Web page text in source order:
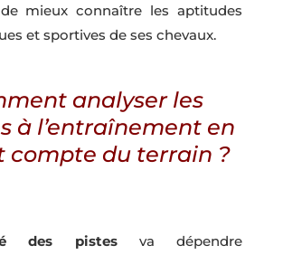
mieux connaître les aptitudes
et sportives de ses chevaux.
analyser les
à l’entraînement en
compte du terrain ?
des pistes
va dépendre